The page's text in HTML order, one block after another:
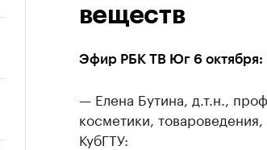
веществ
Эфир РБК ТВ Юг 6 октября:
— Елена Бутина, д.т.н.,
косметики,
КубГТУ: